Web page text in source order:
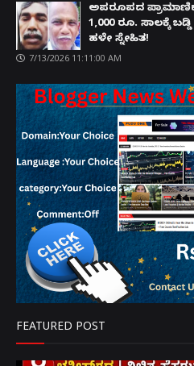
ಅಪರೂಪದ
1,000 ರೂ. ಸಾಲಕ್ಕೆ
ಹಳೇ ಸ್ನೇಹಿತ!
7/13/2026 11:11:00 AM
FEATURED POST